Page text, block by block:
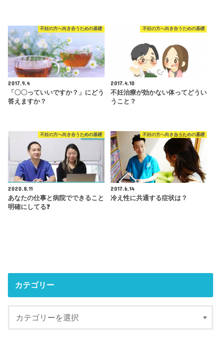
不妊の方へ向き合うための基礎
2017.9.4
「〇〇っていいですか？」にどう
答えますか？
不妊の方へ向き合うための基礎
2017.4.10
不妊治療が効かない体ってどうい
うこと？
不妊の方へ向き合うための基礎
2020.8.11
あなたの仕事と病院でできること
明確にしてる❓
不妊の方へ向き合うための基礎
2017.6.14
冷え性に共通する症状は？
カテゴリー